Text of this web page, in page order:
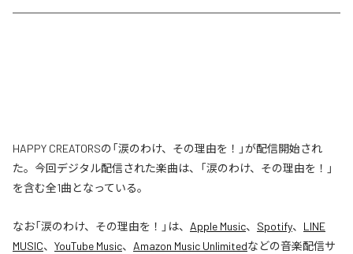
HAPPY CREATORSの「涙のわけ、その理由を！」が配信開始され
た。今回デジタル配信された楽曲は、「涙のわけ、その理由を！」
を含む全1曲となっている。
なお「涙のわけ、その理由を！ 」は、 Apple Music、 Spotify、 LINE
MUSIC、 YouTube Music、 Amazon Music Unlimitedなどの音楽配信サ